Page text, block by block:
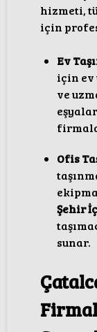
hizmeti,
için
Ev
için ev
ve
Ofis
Şehir
sunar.